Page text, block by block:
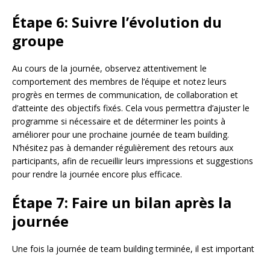
Étape 6: Suivre l’évolution du
groupe
Au cours de la journée, observez attentivement le
comportement des membres de l’équipe et notez leurs
progrès en termes de communication, de collaboration et
d’atteinte des objectifs fixés. Cela vous permettra d’ajuster le
programme si nécessaire et de déterminer les points à
améliorer pour une prochaine journée de team building.
N’hésitez pas à demander régulièrement des retours aux
participants, afin de recueillir leurs impressions et suggestions
pour rendre la journée encore plus efficace.
Étape 7: Faire un bilan après la
journée
Une fois la journée de team building terminée, il est important